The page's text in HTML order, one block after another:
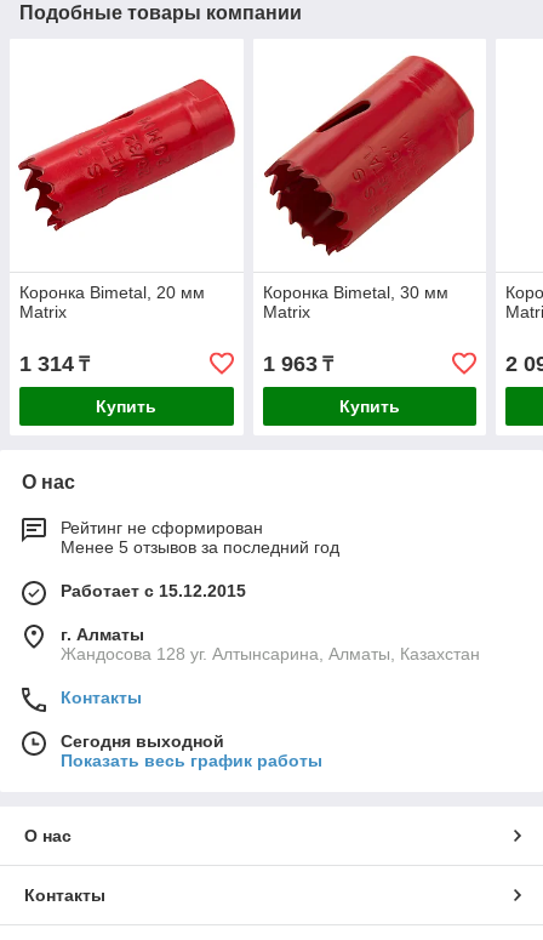
Подобные товары компании
Коронка Bimetal, 20 мм
Matrix
1 314 ₸
Купить
Коронка Bimetal, 30 мм
Matrix
1 963₸
Купить
2
О нас
Рейтинг не сформирован
Менее 5 отзывов за последний год
Работает с 15.12.2015
г. Алматы
Жандосова 128 уг. Алтынсарина, Алматы, Казахстан
Контакты
Сегодня выходной
Показать весь график работы
О нас
Контакты